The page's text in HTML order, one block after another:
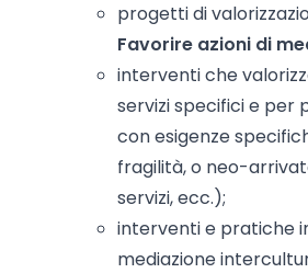
progetti di
Favorire azioni di
interventi che
servizi specifici e per
con esigenze
fragilità, o neo-
servizi, ecc.);
interventi e pratiche
mediazione